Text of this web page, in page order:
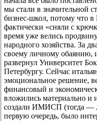
мы стали в значительной
бизнес-школ, потому что
фактически «сняли с
время уже велись
народного хозяйства. За
своему личному обаянию,
развернул Университет
Петербургу. Сейчас
эмоциональное решение,
финансовый и
вложились материально и
создали ИМИСП (тогда —
первую очередь, было